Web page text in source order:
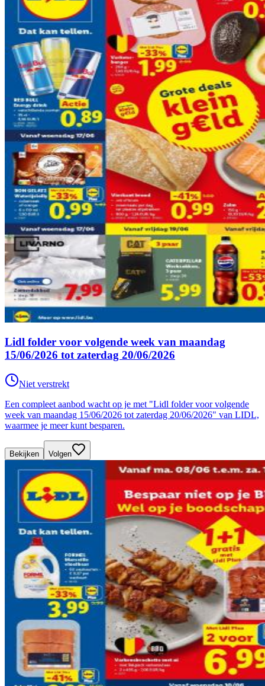
Lidl folder voor volgende week van maandag
15/06/2026 tot zaterdag 20/06/2026
Niet verstrekt
Een compleet aanbod wacht op je met "Lidl folder voor volgende
week van maandag 15/06/2026 tot zaterdag 20/06/2026" van LIDL,
waarmee je meer kunt besparen.
Bekijken Volgen